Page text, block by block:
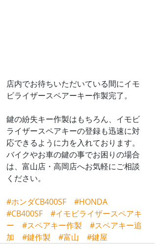
店内でお待ちいただいている間にイモ
ビライザースペアーキー作製完了。
鍵の紛失キー作製はもちろん、イモビ
ライザースペアキーの登録も迅速に対
応できるように力を入れております。
バイクやお車の鍵の事でお困りの場合
は、富山店・高岡店へお気軽にご相談
ください。
#ホンダCB400SF
#HONDA
#CB400SF
#イモビライザースペアキ
ー
#スペアキー作製
#スペアキー追
加
#鍵作製 #富山 #鍵屋